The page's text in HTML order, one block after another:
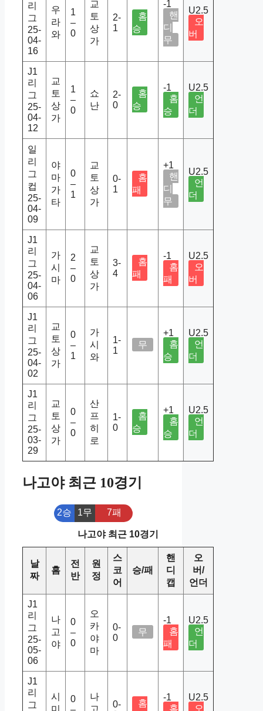
리
그
25-
04-
16
우
라
와
1
–
0
교
토
상
가
2-
1
홈
승
-1
핸
디
무
U2.5
오
버
J1
리
그
25-
04-
12
교
토
상
가
1
–
0
쇼
난
2-
0
홈
승
-1
홈
승
U2.5
언
더
일
리
그
컵
25-
04-
09
야
마
가
타
0
–
1
교
토
상
가
0-
1
홈
패
+1
핸
디
무
U2.5
언
더
J1
리
그
25-
04-
06
가
시
마
2
–
0
교
토
상
가
3-
4
홈
패
-1
홈
패
U2.5
오
버
J1
리
그
25-
04-
02
교
토
상
가
0
–
1
가
시
와
1-
1
무
+1
홈
승
U2.5
언
더
J1
리
그
25-
03-
29
교
토
상
가
0
–
0
산
프
히
로
1-
0
홈
승
+1
홈
승
U2.5
언
더
나고야 최근 10경기
2승 1무 7패
나고야 최근 10경기
날
짜
홈
전
반
원
정
스
코
어
승/패
핸
디
캡
오
버/
언더
J1
리
그
25-
05-
06
나
고
야
0
–
0
오
카
야
마
0-
0
무
-1
홈
패
U2.5
언
더
J1
리
그
시
미
0
나
고
0-
홈
-1
홈
U2.5
오